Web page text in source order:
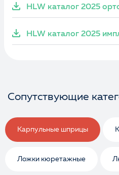
HLW каталог 2025
HLW каталог 2025
Сопутствующие
Карпульные шприцы
Ложки кюретажные